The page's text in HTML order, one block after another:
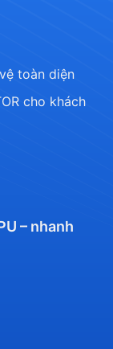
toàn diện
cho khách
– nhanh